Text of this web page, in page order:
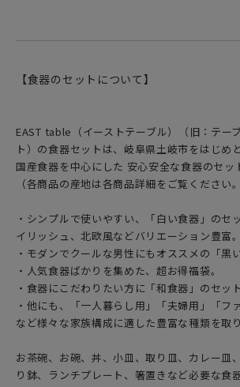
【食器のセットについて】
EAST table（イーストテーブル）（旧：テー
ト）の食器セットは、岐阜県土岐市をはじめ
国産食器を中心にした 安心安全な食器のセッ
（各商品の産地は各商品詳細をご覧ください。
・シンプルで使いやすい、「白い食器」のセ
イリッシュ、北欧風などバリエーション豊富。
・モダンでクールな男性にもオススメの「黒
・人気食器ばかりを集めた、超お得福袋。
・食器にこだわりたい方に「和食器」のセット
・他にも、「一人暮らし用」「夫婦用」「フ
など様々な家族構成に適した豊富な種類を取
お茶碗、お碗、丼、小皿、取り皿、カレー皿
り鉢、ランチプレート、箸置きなど必要な食